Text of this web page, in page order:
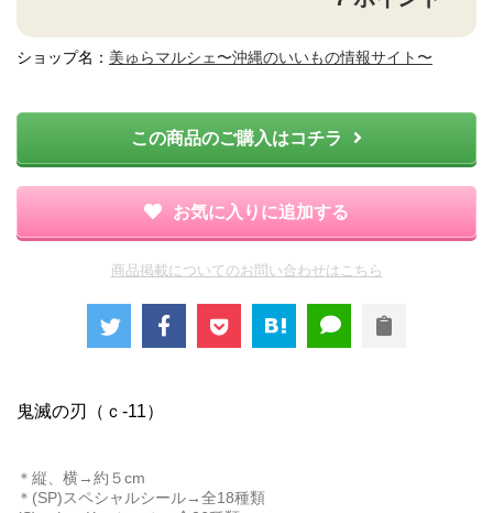
ショップ名： 美ゅらマルシェ〜沖縄のいいもの情報サイト〜
この商品のご購入はコチラ
お気に入りに追加する
商品掲載についてのお問い合わせはこちら
鬼滅の刃（ｃ-11）
＊縦、横→約５cm
＊(SP)スペシャルシール→全18種類